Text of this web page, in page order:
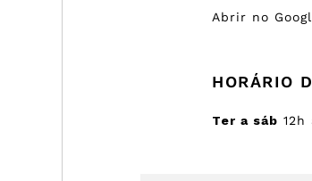
Abrir no
HORÁRIO
Ter a sáb 12h